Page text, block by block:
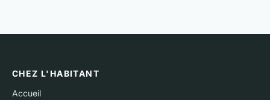
CHEZ L'HABITANT
Accueil